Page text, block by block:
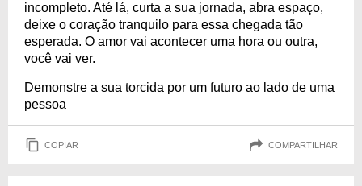
incompleto. Até lá, curta a sua jornada, abra espaço,
deixe o coração tranquilo para essa chegada tão
esperada. O amor vai acontecer uma hora ou outra,
você vai ver.
Demonstre a sua torcida por um futuro ao lado de uma
pessoa
COPIAR COMPARTILHAR